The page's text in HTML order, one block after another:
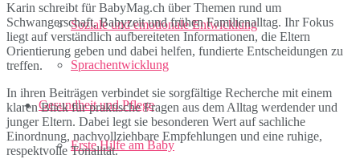
Soziale und emotionale Entwicklung
Sprachentwicklung
Gesundheit und Pflege
Erste Hilfe am Baby
Karin schreibt für BabyMag.ch über Themen rund um
Schwangerschaft, Babyzeit und frühen Familienalltag. Ihr Fokus
liegt auf verständlich aufbereiteten Informationen, die Eltern
Orientierung geben und dabei helfen, fundierte Entscheidungen zu
treffen.
In ihren Beiträgen verbindet sie sorgfältige Recherche mit einem
klaren Blick für praktische Fragen aus dem Alltag werdender und
junger Eltern. Dabei legt sie besonderen Wert auf sachliche
Einordnung, nachvollziehbare Empfehlungen und eine ruhige,
respektvolle Tonalität.